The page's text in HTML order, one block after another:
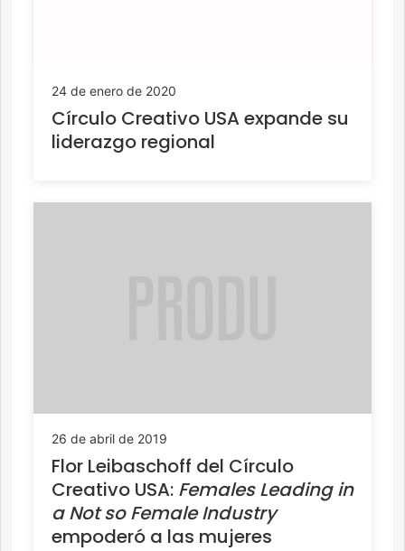
24 de enero de 2020
Círculo Creativo USA expande su
liderazgo regional
26 de abril de 2019
Flor Leibaschoff del Círculo
Creativo USA: Females Leading in
a Not so Female Industry
empoderó a las mujeres